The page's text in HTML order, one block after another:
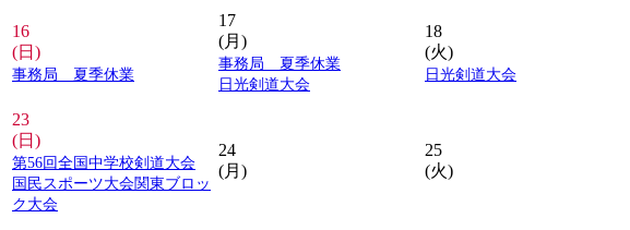
16
(日)
事務局 夏季休業
17
(月)
事務局 夏季休業
日光剣道大会
18
(火)
日光剣道大会
23
(日)
第56回全国中学校剣道大会
国民スポーツ大会関東ブロッ
ク大会
24
(月)
25
(火)